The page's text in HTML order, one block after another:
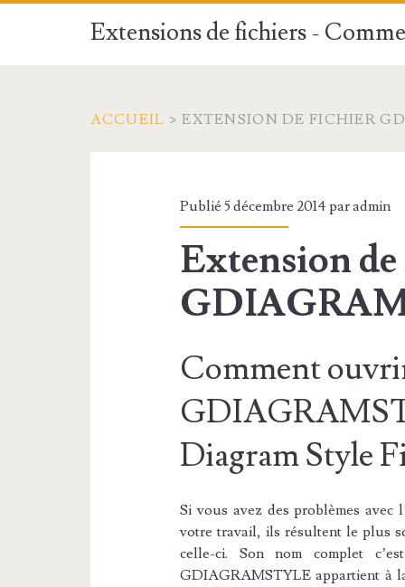
Extensions de fichiers -
ACCUEIL > EXTENSION DE FICHIER
Publié 5 décembre 2014 paradmin
Extension
Comment
Diagram Style
Si vous avez des problèmes
votre travail, ils résultent le plus
celle-ci. Son nom complet
GDIAGRAMSTYLE appartient à